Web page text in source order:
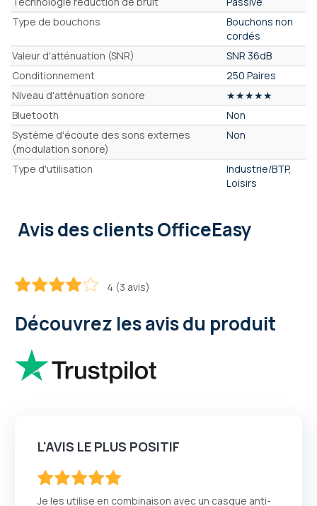
Type de bouchons
Bouchons non
cordés
Valeur d'atténuation (SNR)
SNR 36dB
Conditionnement
250 Paires
Niveau d'atténuation sonore
★★★★★
Bluetooth
Non
Système d'écoute des sons externes
(modulation sonore)
Non
Type d'utilisation
Industrie/BTP,
Loisirs
Avis des clients OfficeEasy
4 (3 avis)
Découvrez les avis du produit
L'AVIS LE PLUS POSITIF
Je les utilise en combinaison avec un casque anti-